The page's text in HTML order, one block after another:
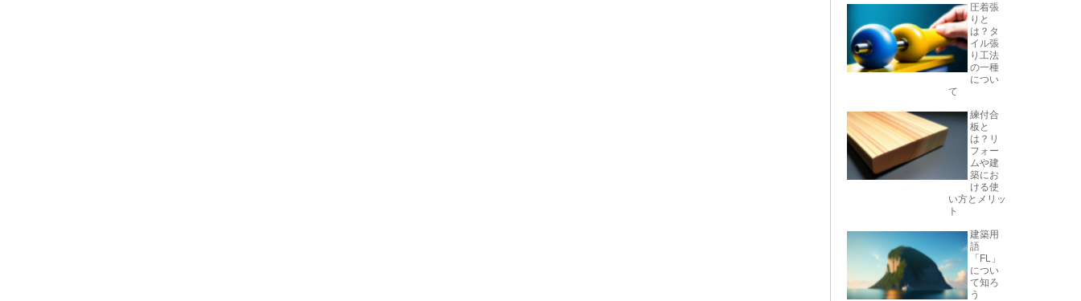
圧着張
りと
は？タ
イル張
り工法
の一種
につい
て
練付合
板と
は？リ
フォー
ムや建
築にお
ける使
い方とメリッ
ト
建築用
語
「FL」
につい
て知ろ
う